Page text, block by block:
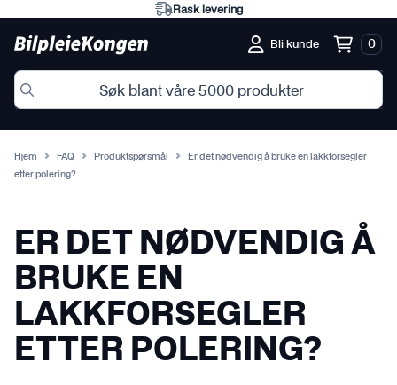
Rask levering
Bli kunde 0
Hjem FAQ Produktspørsmål
Er det nødvendig å bruke en lakkforsegler
etter polering?
ER DET NØDVENDIG Å
BRUKE EN
LAKKFORSEGLER
ETTER POLERING?